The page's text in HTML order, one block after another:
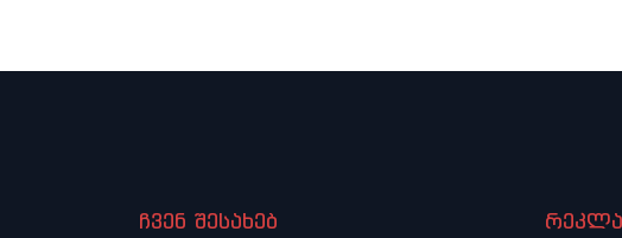
ჩვენ შესახებ